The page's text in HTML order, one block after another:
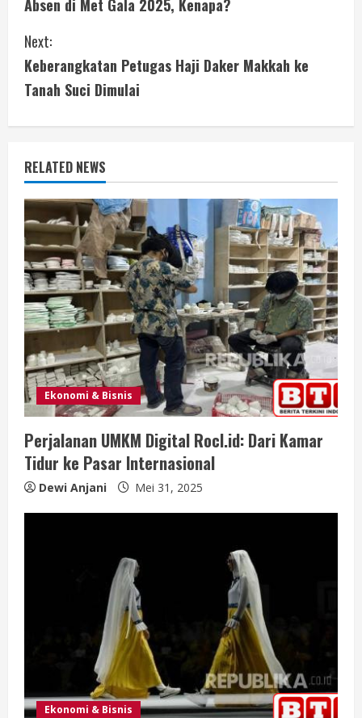
n
t
i
n
u
e
R
e
a
d
i
n
g
Absen di Met Gala 2025, Kenapa?
Next:
Keberangkatan Petugas Haji Daker Makkah ke
Tanah Suci Dimulai
RELATED NEWS
Ekonomi & Bisnis
Perjalanan UMKM Digital Rocl.id: Dari Kamar
Tidur ke Pasar Internasional
Dewi Anjani Mei 31, 2025
Ekonomi & Bisnis